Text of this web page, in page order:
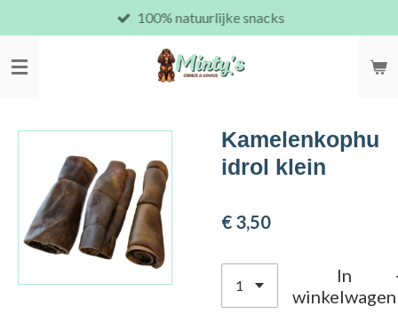
direct
naar
100% natuurlijke snacks
Kamelenkophu
idrol klein
€ 3,50
In
winkelwagen